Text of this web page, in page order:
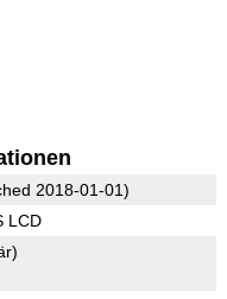
2018-01-01)
LCD